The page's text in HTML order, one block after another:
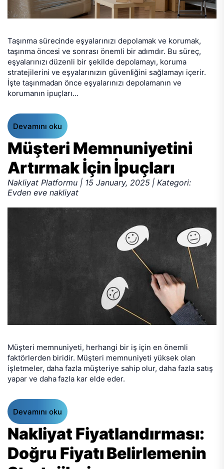
Taşınma sürecinde eşyalarınızı depolamak ve korumak,
taşınma öncesi ve sonrası önemli bir adımdır. Bu süreç,
eşyalarınızı düzenli bir şekilde depolamayı, koruma
stratejilerini ve eşyalarınızın güvenliğini sağlamayı içerir.
İşte taşınmadan önce eşyalarınızı depolamanın ve
korumanın ipuçları...
Devamını oku
Müşteri Memnuniyetini
Artırmak İçin İpuçları
Nakliyat Platformu | 15 January, 2025 | Kategori:
Evden eve nakliyat
Müşteri memnuniyeti, herhangi bir iş için en önemli
faktörlerden biridir. Müşteri memnuniyeti yüksek olan
işletmeler, daha fazla müşteriye sahip olur, daha fazla satış
yapar ve daha fazla kar elde eder.
Devamını oku
Nakliyat Fiyatlandırması:
Doğru Fiyatı Belirlemenin